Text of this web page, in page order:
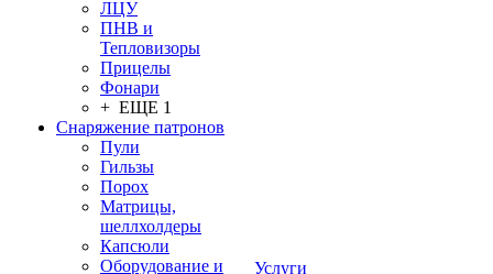
ЛЦУ
ПНВ и
Тепловизоры
Прицелы
Фонари
+ ЕЩЕ 1
Снаряжение патронов
Пули
Гильзы
Порох
Матрицы,
шеллхолдеры
Капсюли
Оборудование и
Услуги